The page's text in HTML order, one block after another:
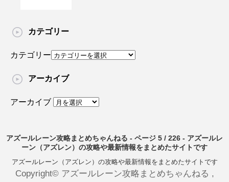
カテゴリー
カテゴリー
アーカイブ
アーカイブ
アズールレーン攻略まとめちゃんねる - ページ 5 / 226 - アズールレ
ーン（アズレン）の攻略や最新情報をまとめたサイトです
アズールレーン（アズレン）の攻略や最新情報をまとめたサイトです
Copyright© アズールレーン攻略まとめちゃんねる ,